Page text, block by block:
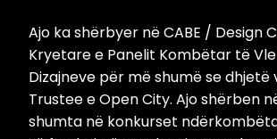
Ajo ka shërbyer në CABE / Design
Kryetare e Panelit Kombëtar të
Dizajneve për më shumë se dhjetë
Trustee e Open City. Ajo shërben
shumta në konkurset